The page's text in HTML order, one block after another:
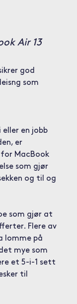
Air 13
god
som
eller en jobb
er
MacBook
som gjør
og til og
som gjør at
Flere av
lomme på
mye som
et 5-i-1 sett
til